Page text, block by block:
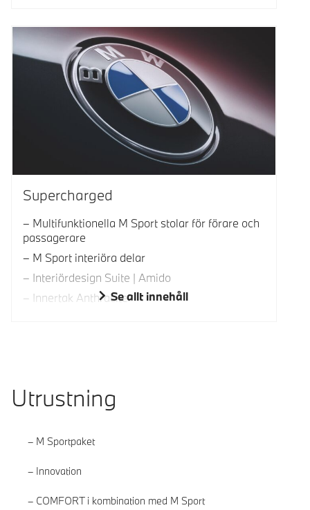
Supercharged
Multifunktionella M Sport stolar för förare och
passagerare
M Sport interiöra delar
Interiördesign Suite | Amido
Innertak AnthraciteSe allt innehåll
Utrustning
M Sportpaket
Innovation
COMFORT i kombination med M Sport